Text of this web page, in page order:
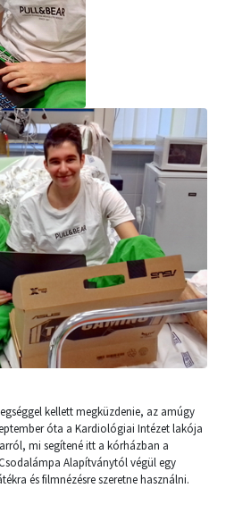
kellett megküzdenie, az amúgy
óta a Kardiológiai Intézet lakója
mi segítené itt a kórházban a
Alapítványtól végül egy
és filmnézésre szeretne használni.